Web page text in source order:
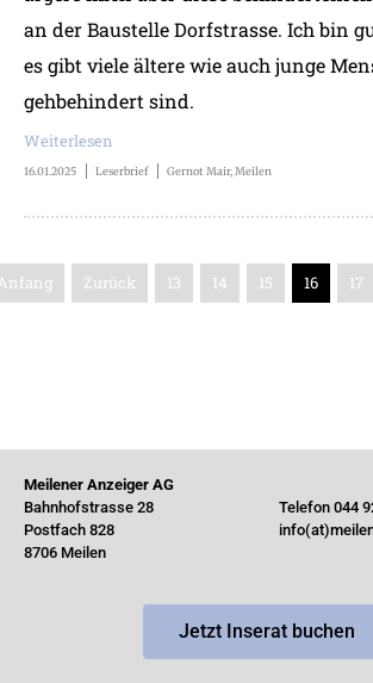
an der Baustelle Dorfstrasse. Ich bin
es gibt viele ältere wie auch junge
gehbehindert sind.
Weiterlesen
16.01.2025 Leserbrief Gernot Mair, Meilen
Zurück 13 14 15 16 17
Meilener Anzeiger AG
Bahnhofstrasse 28
Postfach 828
8706 Meilen
Telefon 044
Jetzt Inserat buchen